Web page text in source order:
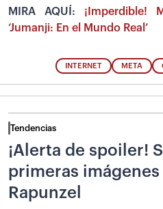
MIRA AQUÍ: ¡Imperdible!
‘Jumanji: En el Mundo Real’
INTERNET META
Tendencias
¡Alerta de spoiler!
primeras
Rapunzel